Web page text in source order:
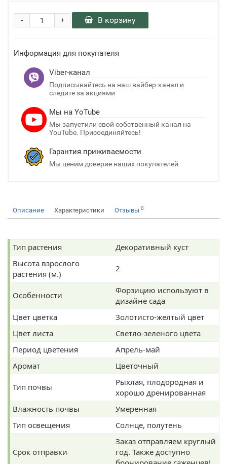
+
- В корзину
Информация для покупателя
Viber-канал
Подписывайтесь на наш вайбер-канал и
следите за акциями
Мы на YoTube
Мы запустили свой собственный канал на
YouTube. Присоединяйтесь!
Гарантия приживаемости
Мы ценим доверие наших покупателей
Описание Характеристики Отзывы 0
Тип растения
Декоративный куст
Высота взрослого
растения (м.)
2
Особенности
Форзицию используют в
дизайне сада
Цвет цветка
Золотисто-желтый цвет
Цвет листа
Светло-зеленого цвета
Период цветения
Апрель-май
Аромат
Цветочный
Тип почвы
Рыхлая, плодородная и
хорошо дренированная
Влажность почвы
Умеренная
Тип освещения
Солнце, полутень
Срок отправки
Заказ отправляем круглый
год. Также доступно